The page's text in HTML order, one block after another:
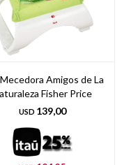
Amigos de La
Fisher Price
USD 139,00